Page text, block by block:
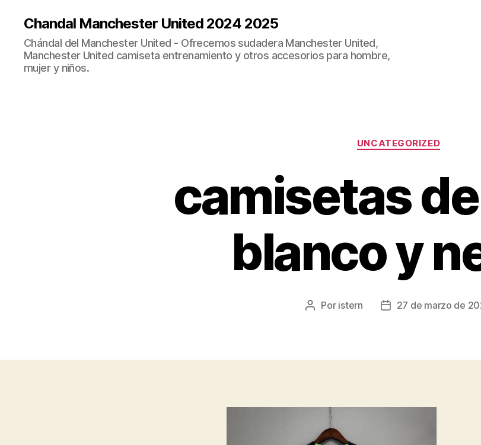
Chandal Manchester United 2024 2025
Chándal del Manchester United - Ofrecemos sudadera Manchester United,
Manchester United camiseta entrenamiento y otros accesorios para hombre,
mujer y niños.
Categorías
UNCATEGORIZED
camisetas
blanco y
Autor
Por istern
Fecha27 de marzo de